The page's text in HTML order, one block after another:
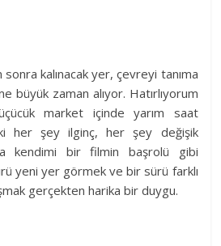
kalınacak yer, çevreyi tanıma
büyük zaman alıyor. Hatırlıyorum
market içinde yarım saat
her şey ilginç, her şey değişik
kendimi bir filmin başrolü gibi
yeni yer görmek ve bir sürü farklı
gerçekten harika bir duygu.